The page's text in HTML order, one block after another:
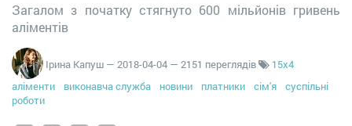
Загалом з початку стягнуто 600 мільйонів гривень
аліментів
Ірина Капуш — 2018-04-04 — 2151 переглядів
15x4
аліменти
виконавча служба новини платники сім'я
суспільні
роботи